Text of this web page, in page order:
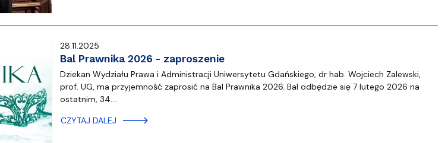
28.11.2025
Bal Prawnika 2026 - zaproszenie
Dziekan Wydziału Prawa i Administracji Uniwersytetu Gdańskiego, dr hab. Wojciech Zalewski,
prof. UG, ma przyjemność zaprosić na Bal Prawnika 2026. Bal odbędzie się 7 lutego 2026 na
ostatnim, 34.…
CZYTAJ DALEJ